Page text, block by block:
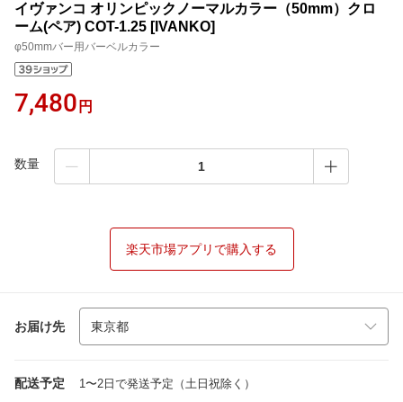
イヴァンコ オリンピックノーマルカラー（50mm）クロ
ーム(ペア) COT-1.25 [IVANKO]
φ50mmバー用バーベルカラー
7,480 円
数量
楽天市場アプリで購入する
お届け先
配送予定 1〜2日で発送予定（土日祝除く）